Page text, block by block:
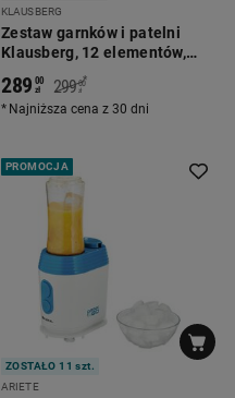
KLAUSBERG
Zestaw garnków i patelni
Klausberg, 12 elementów,
aluminium z powłoką
marmurkową, 2 podkładki
289 00
zł 299 00
zł
*
Najniższa cena z 30 dni
PROMOCJA
ZOSTAŁO 11 szt.
ARIETE